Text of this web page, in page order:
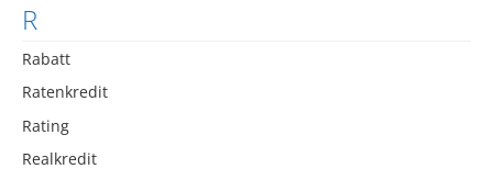
R
Rabatt
Ratenkredit
Rating
Realkredit